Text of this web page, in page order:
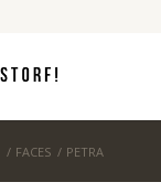
/ FACES / PETRA